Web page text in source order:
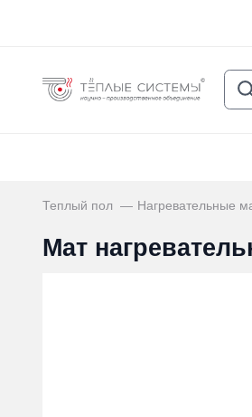
Теплый пол Нагревательные
Мат